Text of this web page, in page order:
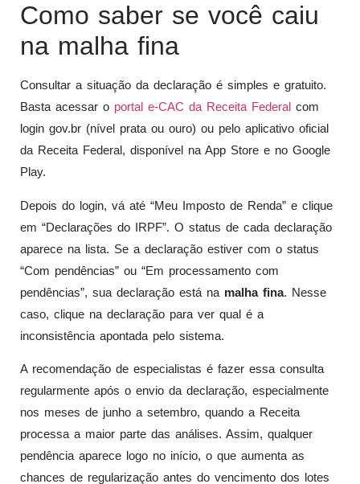
Como saber se você caiu
na malha fina
Consultar a situação da declaração é simples e gratuito.
Basta acessar o portal e-CAC da Receita Federal com
login gov.br (nível prata ou ouro) ou pelo aplicativo oficial
da Receita Federal, disponível na App Store e no Google
Play.
Depois do login, vá até “Meu Imposto de Renda” e clique
em “Declarações do IRPF”. O status de cada declaração
aparece na lista. Se a declaração estiver com o status
“Com pendências” ou “Em processamento com
pendências”, sua declaração está na malha fina. Nesse
caso, clique na declaração para ver qual é a
inconsistência apontada pelo sistema.
A recomendação de especialistas é fazer essa consulta
regularmente após o envio da declaração, especialmente
nos meses de junho a setembro, quando a Receita
processa a maior parte das análises. Assim, qualquer
pendência aparece logo no início, o que aumenta as
chances de regularização antes do vencimento dos lotes